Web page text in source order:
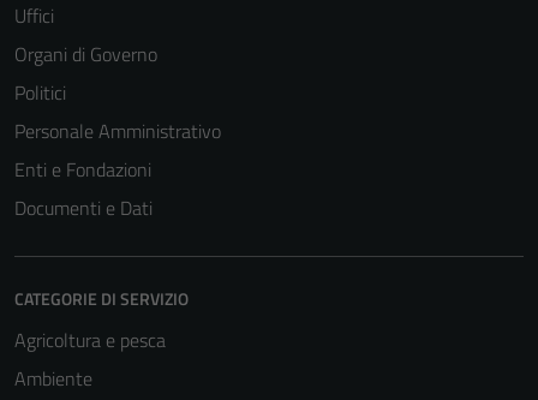
Uffici
Organi di Governo
Politici
Personale Amministrativo
Enti e Fondazioni
Documenti e Dati
CATEGORIE DI SERVIZIO
Agricoltura e pesca
Ambiente